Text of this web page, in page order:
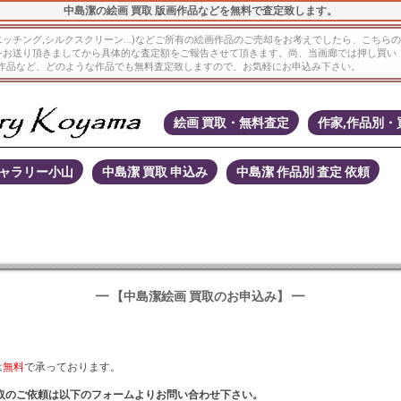
中島潔の絵画 買取 版画作品などを無料で査定致します。
チング,シルクスクリーン...)などご所有の絵画作品のご売却をお考えでしたら、こち
送り頂きましてから具体的な査定額をご報告させて頂きます。尚、当画廊では押し買
など、どのような作品でも無料査定致しますので、お気軽にお申込み下さい。
絵画 買取・無料査定 作家,作品別・
ラリー小山 中島潔 買取 申込み 中島潔 作品別 査定 依頼
━ 【中島潔絵画 買取のお申込み】 ━
無料で承っております。
のご依頼は以下のフォームよりお問い合わせ下さい。